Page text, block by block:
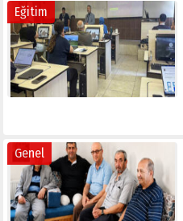
Eğitim
Genel